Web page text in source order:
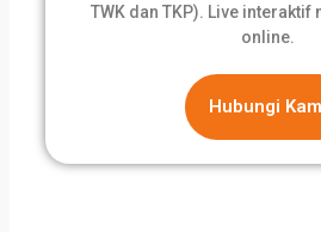
TWK dan TKP). Live
online.
Hubungi